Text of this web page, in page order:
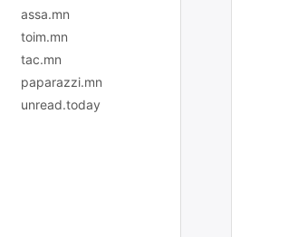
assa.mn
toim.mn
tac.mn
paparazzi.mn
unread.today